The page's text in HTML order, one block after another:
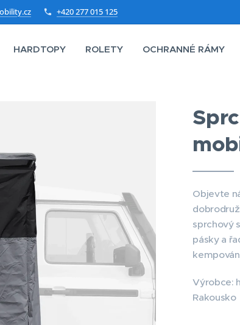
+420 277 015 125
HARDTOPY ROLETY OCHRANNÉ RÁMY
Objevte
sprchový
pásky a
Výrobce:
Rakousko